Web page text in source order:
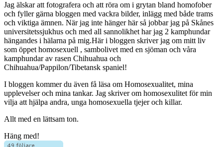
Jag älskar att fotografera och att röra om i grytan bland homofober
och fyller gärna bloggen med vackra bilder, inlägg med både trams
och viktiga ämnen. När jag inte hänger här så jobbar jag på Skånes
universitetssjukhus och med all sannolikhet har jag 2 kamphundar
hängandes i hälarna på mig.Här i bloggen skriver jag om mitt liv
som öppet homosexuell , sambolivet med en sjöman och våra
kamphundar av rasen Chihuahua och
Chihuahua/Pappilon/Tibetansk spaniel!
I bloggen kommer du även få läsa om Homosexualitet, mina
upplevelser och mina tankar. Jag skriver om homosexulitet för min
vilja att hjälpa andra, unga homosexuella tjejer och killar.
Allt med en lättsam ton.
Häng med!